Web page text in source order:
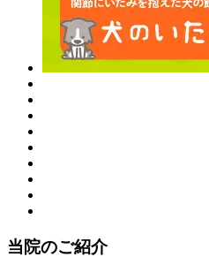
当院のご紹介